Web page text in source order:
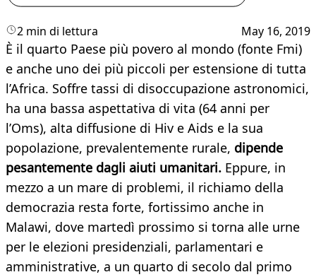
2 min di lettura May 16, 2019
È il quarto Paese più povero al mondo (fonte Fmi)
e anche uno dei più piccoli per estensione di tutta
l’Africa. Soffre tassi di disoccupazione astronomici,
ha una bassa aspettativa di vita (64 anni per
l’Oms), alta diffusione di Hiv e Aids e la sua
popolazione, prevalentemente rurale, dipende
pesantemente dagli aiuti umanitari. Eppure, in
mezzo a un mare di problemi, il richiamo della
democrazia resta forte, fortissimo anche in
Malawi, dove martedì prossimo si torna alle urne
per le elezioni presidenziali, parlamentari e
amministrative, a un quarto di secolo dal primo